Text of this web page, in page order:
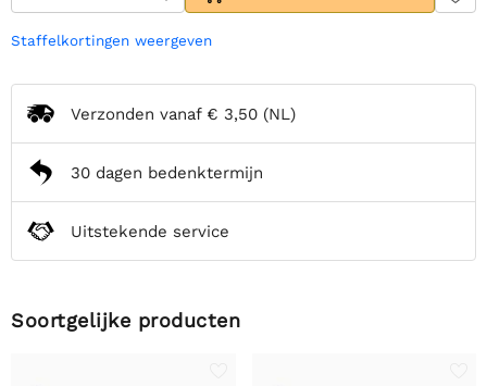
Staffelkortingen weergeven
Verzonden vanaf € 3,50 (NL)
30 dagen bedenktermijn
Uitstekende service
Soortgelijke producten